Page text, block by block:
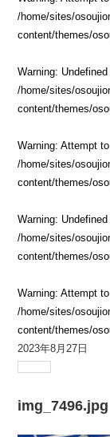
/home/sites/
content/themes/
Warning:
/home/sites/
content/themes/
Warning: Attempt
/home/sites/
content/themes/
Warning:
/home/sites/
content/themes/
Warning: Attempt
/home/sites/
content/themes/
2023年8月27日
img_7496.jpg